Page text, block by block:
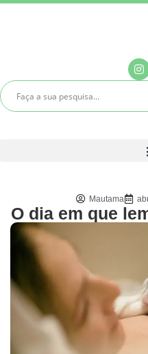
Mautama
O dia em que